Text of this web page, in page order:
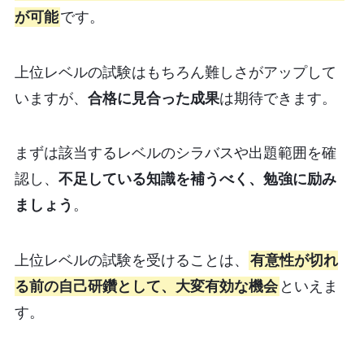
が可能です。
上位レベルの試験はもちろん難しさがアップして
いますが、 合格に見合った成果は期待できます。
まずは該当するレベルのシラバスや出題範囲を確
認し、 不足している知識を補うべく、勉強に励み
ましょう 。
上位レベルの試験を受けることは、
有意性が切れ
る前の自己研鑽として、大変有効な機会 といえま
す。